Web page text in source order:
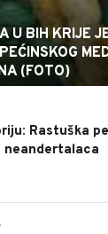
U BIH KRIJE
(FOTO)
Rastuška
neandertalaca